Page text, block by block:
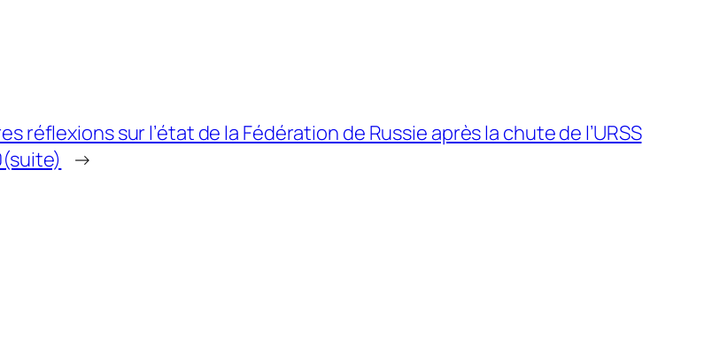
réflexions sur l’état de la Fédération de Russie après la chute de l’URSS
→